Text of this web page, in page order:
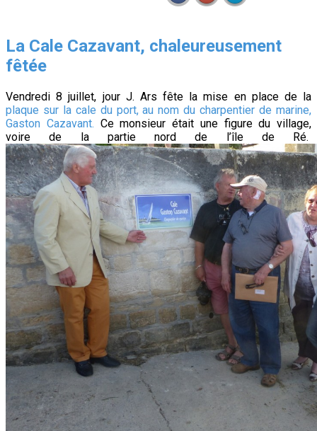
La Cale Cazavant, chaleureusement
fêtée
Vendredi 8 juillet, jour J. Ars fête la mise en place de la
plaque sur la cale du port, au nom du charpentier de marine,
Gaston Cazavant. Ce monsieur était une figure du village,
voire de la partie nord de l’île de Ré.